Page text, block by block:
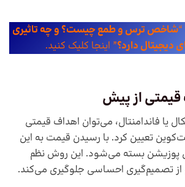
شاخص ترس و طمع چیست؟ و چه تاثیری
دیجیتال دارد؟” اینجا کلیک کنید.
یا فاندامنتال، می‌توان اهداف قیمتی
تعیین کرد. با رسیدن قیمت به این
بسته می‌شود. این روش نظم
از تصمیم‌گیری احساسی جلوگیری می‌کند.